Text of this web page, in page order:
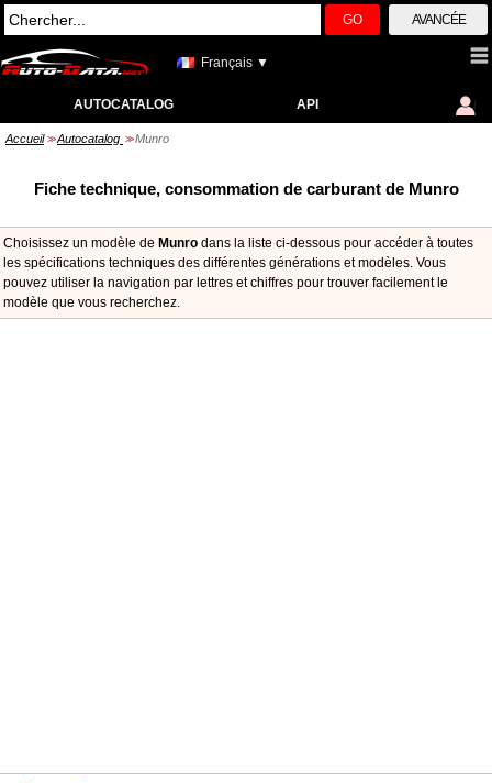
GO AVANCÉE
Français ▼
AUTOCATALOG API
Accueil >> Autocatalog >> Munro
Fiche technique, consommation de carburant de Munro
Choisissez un modèle de Munro dans la liste ci-dessous pour accéder à toutes
les spécifications techniques des différentes générations et modèles. Vous
pouvez utiliser la navigation par lettres et chiffres pour trouver facilement le
modèle que vous recherchez.